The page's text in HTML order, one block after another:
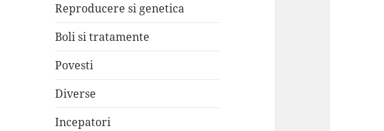
Reproducere si genetica
Boli si tratamente
Povesti
Diverse
Incepatori